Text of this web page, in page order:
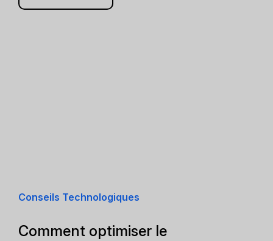
Conseils Technologiques
Comment optimiser le